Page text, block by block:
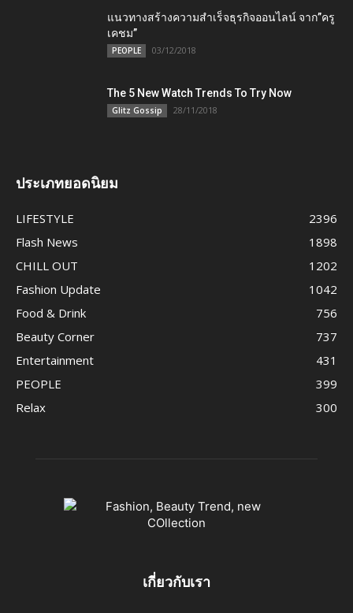
แนวทางสร้างความสำเร็จธุรกิจออนไลน์ จาก”ครู
เคชม”
PEOPLE 03/12/2018
The 5 New Watch Trends To Try Now
Glitz Gossip 28/11/2018
ประเภทยอดนิยม
LIFESTYLE
2396
Flash News
1898
CHILL OUT
1202
Fashion Update
1042
Food & Drink
756
Beauty Corner
737
Entertainment
431
PEOPLE
399
Relax
300
เกี่ยวกับเรา